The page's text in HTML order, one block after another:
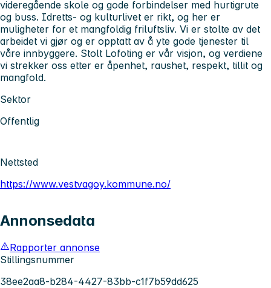
videregående skole og gode forbindelser med hurtigrute
og buss. Idretts- og kulturlivet er rikt, og her er
muligheter for et mangfoldig friluftsliv. Vi er stolte av det
arbeidet vi gjør og er opptatt av å yte gode tjenester til
våre innbyggere. Stolt Lofoting er vår visjon, og verdiene
vi strekker oss etter er åpenhet, raushet, respekt, tillit og
mangfold.
Sektor
Offentlig
Nettsted
https://www.vestvagoy.kommune.no/
Annonsedata
Rapporter annonse
Stillingsnummer
38ee2aa8-b284-4427-83bb-c1f7b59dd625